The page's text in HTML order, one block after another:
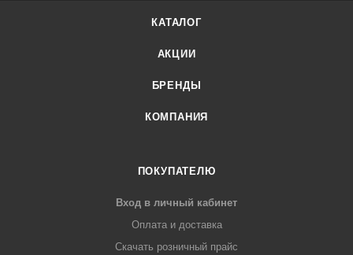
КАТАЛОГ
АКЦИИ
БРЕНДЫ
КОМПАНИЯ
ПОКУПАТЕЛЮ
Вход в личный кабинет
Оплата и доставка
Скачать розничный прайс